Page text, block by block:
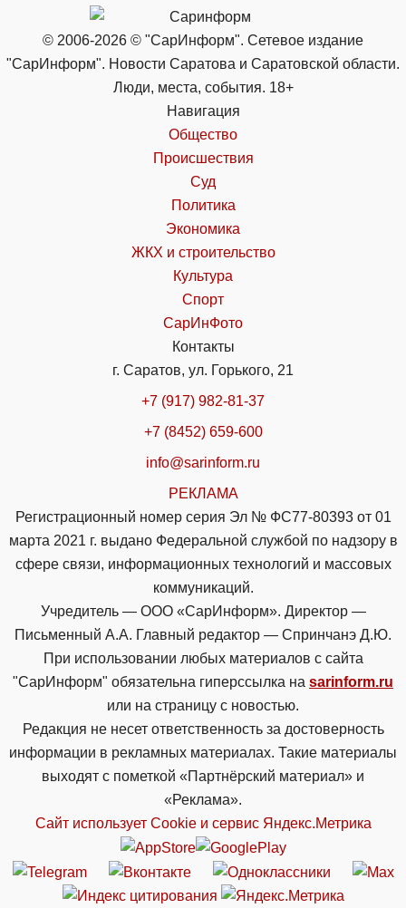
© 2006-2026 © "СарИнформ". Сетевое издание
"СарИнформ". Новости Саратова и Саратовской области.
Люди, места, события. 18+
Навигация
Общество
Происшествия
Суд
Политика
Экономика
ЖКХ и строительство
Культура
Спорт
СарИнФото
Контакты
г. Саратов, ул. Горького, 21
+7 (917) 982-81-37
+7 (8452) 659-600
info@sarinform.ru
РЕКЛАМА
Регистрационный номер серия Эл № ФС77-80393 от 01
марта 2021 г. выдано Федеральной службой по надзору в
сфере связи, информационных технологий и массовых
коммуникаций.
Учредитель — ООО «СарИнформ». Директор —
Письменный А.А. Главный редактор — Спринчанэ Д.Ю.
При использовании любых материалов с сайта
"СарИнформ" обязательна гиперссылка на sarinform.ru
или на страницу с новостью.
Редакция не несет ответственность за достоверность
информации в рекламных материалах. Такие материалы
выходят с пометкой «Партнёрский материал» и
«Реклама».
Сайт использует Cookie и сервиc Яндекс.Метрика